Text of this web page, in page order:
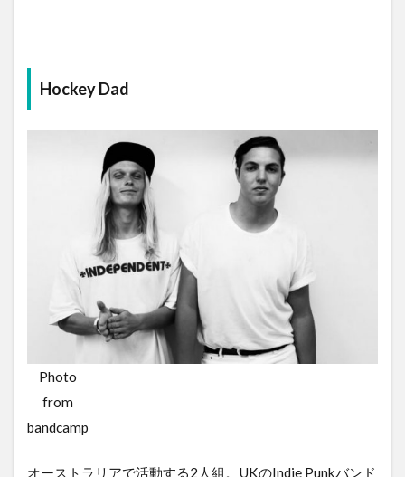
Hockey Dad
Photo
from
bandcamp
オーストラリアで活動する2人組。UKのIndie Punkバンド